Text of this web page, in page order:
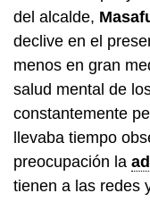
del alcalde,
declive en el
menos en gran
salud mental de
constantemente
llevaba tiempo
preocupación la
tienen a las redes